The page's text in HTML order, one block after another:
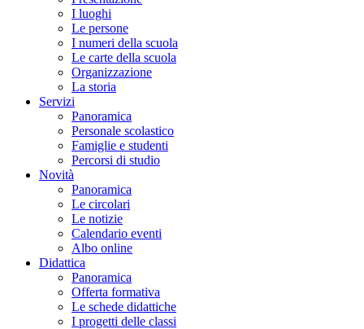
I luoghi
Le persone
I numeri della scuola
Le carte della scuola
Organizzazione
La storia
Servizi
Panoramica
Personale scolastico
Famiglie e studenti
Percorsi di studio
Novità
Panoramica
Le circolari
Le notizie
Calendario eventi
Albo online
Didattica
Panoramica
Offerta formativa
Le schede didattiche
I progetti delle classi